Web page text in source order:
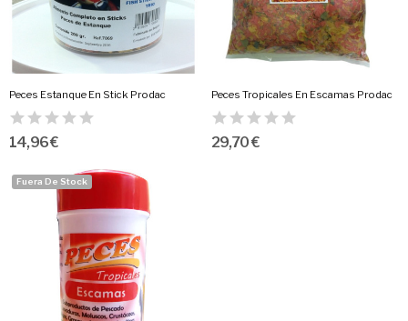
Peces Estanque En Stick Prodac
14,96 €
Peces Tropicales En Escamas Prodac
29,70 €
Fuera De Stock